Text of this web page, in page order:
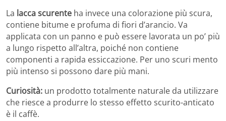
La lacca scurente ha invece una colorazione più scura,
contiene bitume e profuma di fiori d’arancio. Va
applicata con un panno e può essere lavorata un po’ più
a lungo rispetto all’altra, poiché non contiene
componenti a rapida essiccazione. Per uno scuri mento
più intenso si possono dare più mani.
Curiosità: un prodotto totalmente naturale da utilizzare
che riesce a produrre lo stesso effetto scurito-anticato
è il caffè.